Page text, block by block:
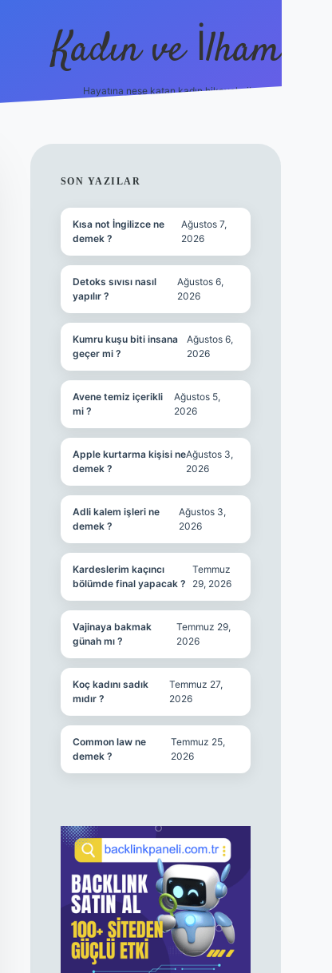
Kadın ve İlham
Hayatına neşe katan kadın hikayeleri!
SIDEBAR
SON YAZILAR
Kısa not İngilizce ne
demek ?
Ağustos 7,
2026
Detoks sıvısı nasıl
yapılır ?
Ağustos 6,
2026
Kumru kuşu biti insana
geçer mi ?
Ağustos 6,
2026
Avene temiz içerikli
mi ?
Ağustos 5,
2026
Apple kurtarma kişisi ne
demek ?
Ağustos 3,
2026
Adli kalem işleri ne
demek ?
Ağustos 3,
2026
Kardeslerim kaçıncı
bölümde final yapacak ?
Temmuz
29, 2026
Vajinaya bakmak
günah mı ?
Temmuz 29,
2026
Koç kadını sadık
mıdır ?
Temmuz 27,
2026
Common law ne
demek ?
Temmuz 25,
2026
hiltonbet https://